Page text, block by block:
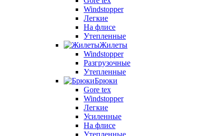
Windstopper
Легкие
На флисе
Утепленные
Жилеты
Windstopper
Разгрузочные
Утепленные
Брюки
Gore tex
Windstopper
Легкие
Усиленные
На флисе
Утепленные